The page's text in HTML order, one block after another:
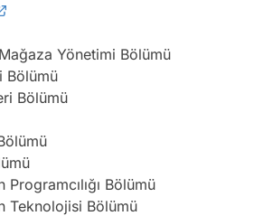
Yönetimi Bölümü
Bölümü
Bölümü
Bölümü
Teknolojisi Bölümü